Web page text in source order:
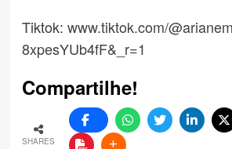
Tiktok: www.tiktok.com/
8xpesYUb4fF&_r=1
Compartilhe!
SHARES